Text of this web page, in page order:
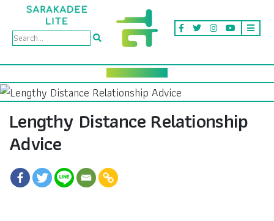
Lengthy Distance Relationship
Advice